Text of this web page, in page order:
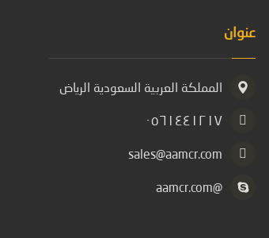
عنوان
المملكة العربية السعودية الرياض
٠٥٦١٤٤١٢١٧
sales@aamcr.com
@aamcr.com